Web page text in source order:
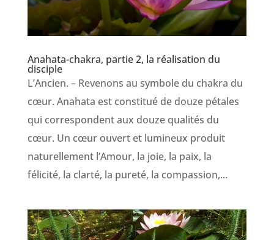
Anahata-chakra, partie 2, la réalisation du
disciple
L’Ancien. – Revenons au symbole du chakra du
cœur. Anahata est constitué de douze pétales
qui correspondent aux douze qualités du
cœur. Un cœur ouvert et lumineux produit
naturellement l’Amour, la joie, la paix, la
félicité, la clarté, la pureté, la compassion,...